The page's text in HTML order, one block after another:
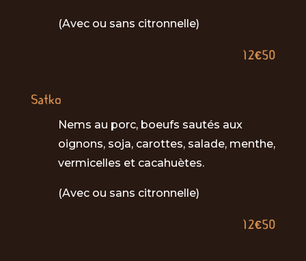
(Avec ou sans citronnelle)
12€50
Satko
Nems au porc, boeufs sautés aux
oignons, soja, carottes, salade, menthe,
vermicelles et cacahuètes.
(Avec ou sans citronnelle)
12€50